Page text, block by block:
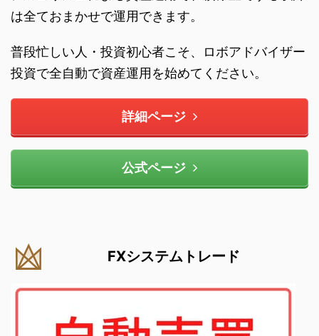
は全ておまかせで運用できます。
普段忙しい人・投資初心者こそ、ロボアドバイザー
投資で全自動で資産運用を始めてください。
詳細ページ
公式ページ
FXシステムトレード